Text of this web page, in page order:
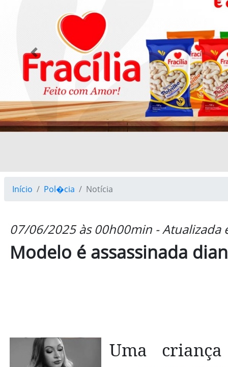
Previous
Início Pol�cia Notícia
07/06/2025 às 00h00min -
Modelo é assassinada
Uma